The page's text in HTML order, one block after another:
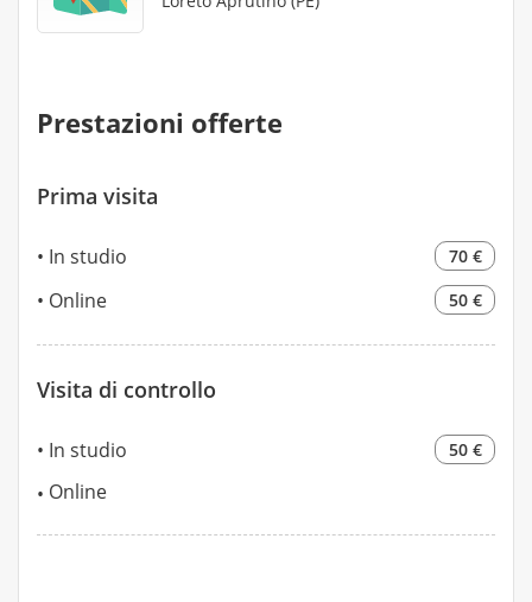
Prestazioni offerte
Prima visita
In studio 70 €
Online 50 €
Visita di controllo
In studio 50 €
Online